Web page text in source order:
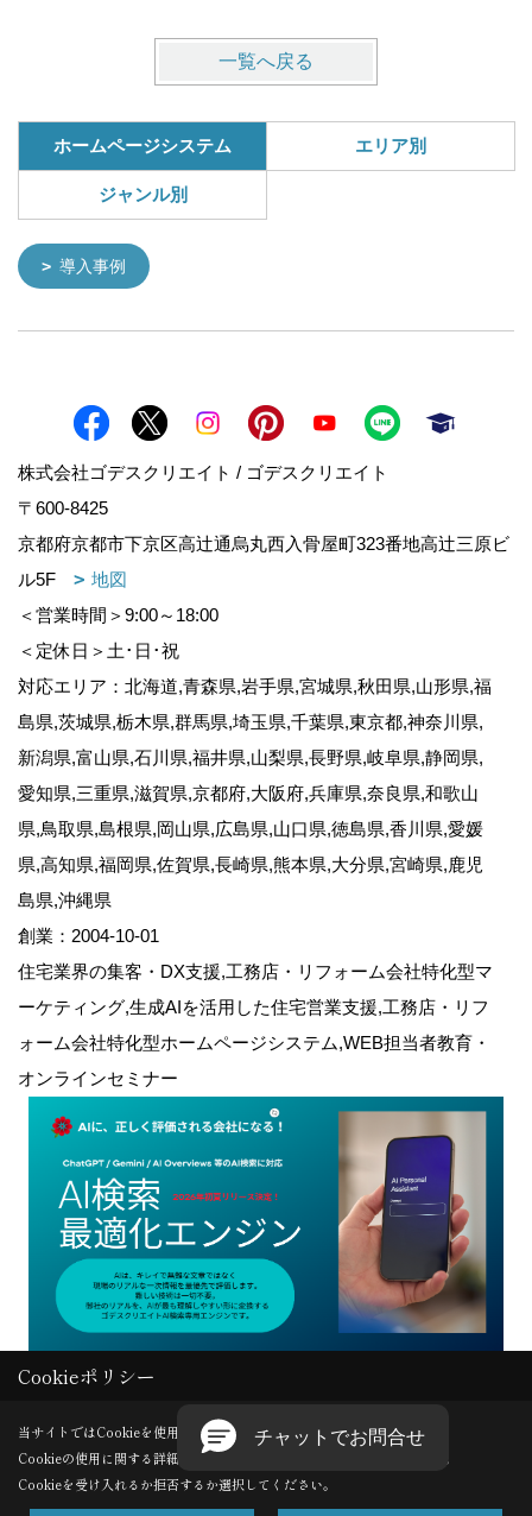
一覧へ戻る
ホームページシステム エリア別
ジャンル別
導入事例
株式会社ゴデスクリエイト / ゴデスクリエイト
〒600-8425
京都府京都市下京区高辻通烏丸西入骨屋町323番地高辻三原ビ
ル5F
地図
＜営業時間＞9:00～18:00
＜定休日＞土･日･祝
対応エリア：北海道,青森県,岩手県,宮城県,秋田県,山形県,福
島県,茨城県,栃木県,群馬県,埼玉県,千葉県,東京都,神奈川県,
新潟県,富山県,石川県,福井県,山梨県,長野県,岐阜県,静岡県,
愛知県,三重県,滋賀県,京都府,大阪府,兵庫県,奈良県,和歌山
県,鳥取県,島根県,岡山県,広島県,山口県,徳島県,香川県,愛媛
県,高知県,福岡県,佐賀県,長崎県,熊本県,大分県,宮崎県,鹿児
島県,沖縄県
創業：2004-10-01
住宅業界の集客・DX支援,工務店・リフォーム会社特化型マ
ーケティング,生成AIを活用した住宅営業支援,工務店・リフ
ォーム会社特化型ホームページシステム,WEB担当者教育・
オンラインセミナー
Copyright (c) GODDESS CREATE. All Rights Reserved.
Produced byゴデスクリエイト
Cookieポリシー
当サイトではCookieを使用します。
Cookieの使用に関する詳細は 「プライバシーポリシー
」をご覧ください。
Cookieを受け入れるか拒否するか選択してください。